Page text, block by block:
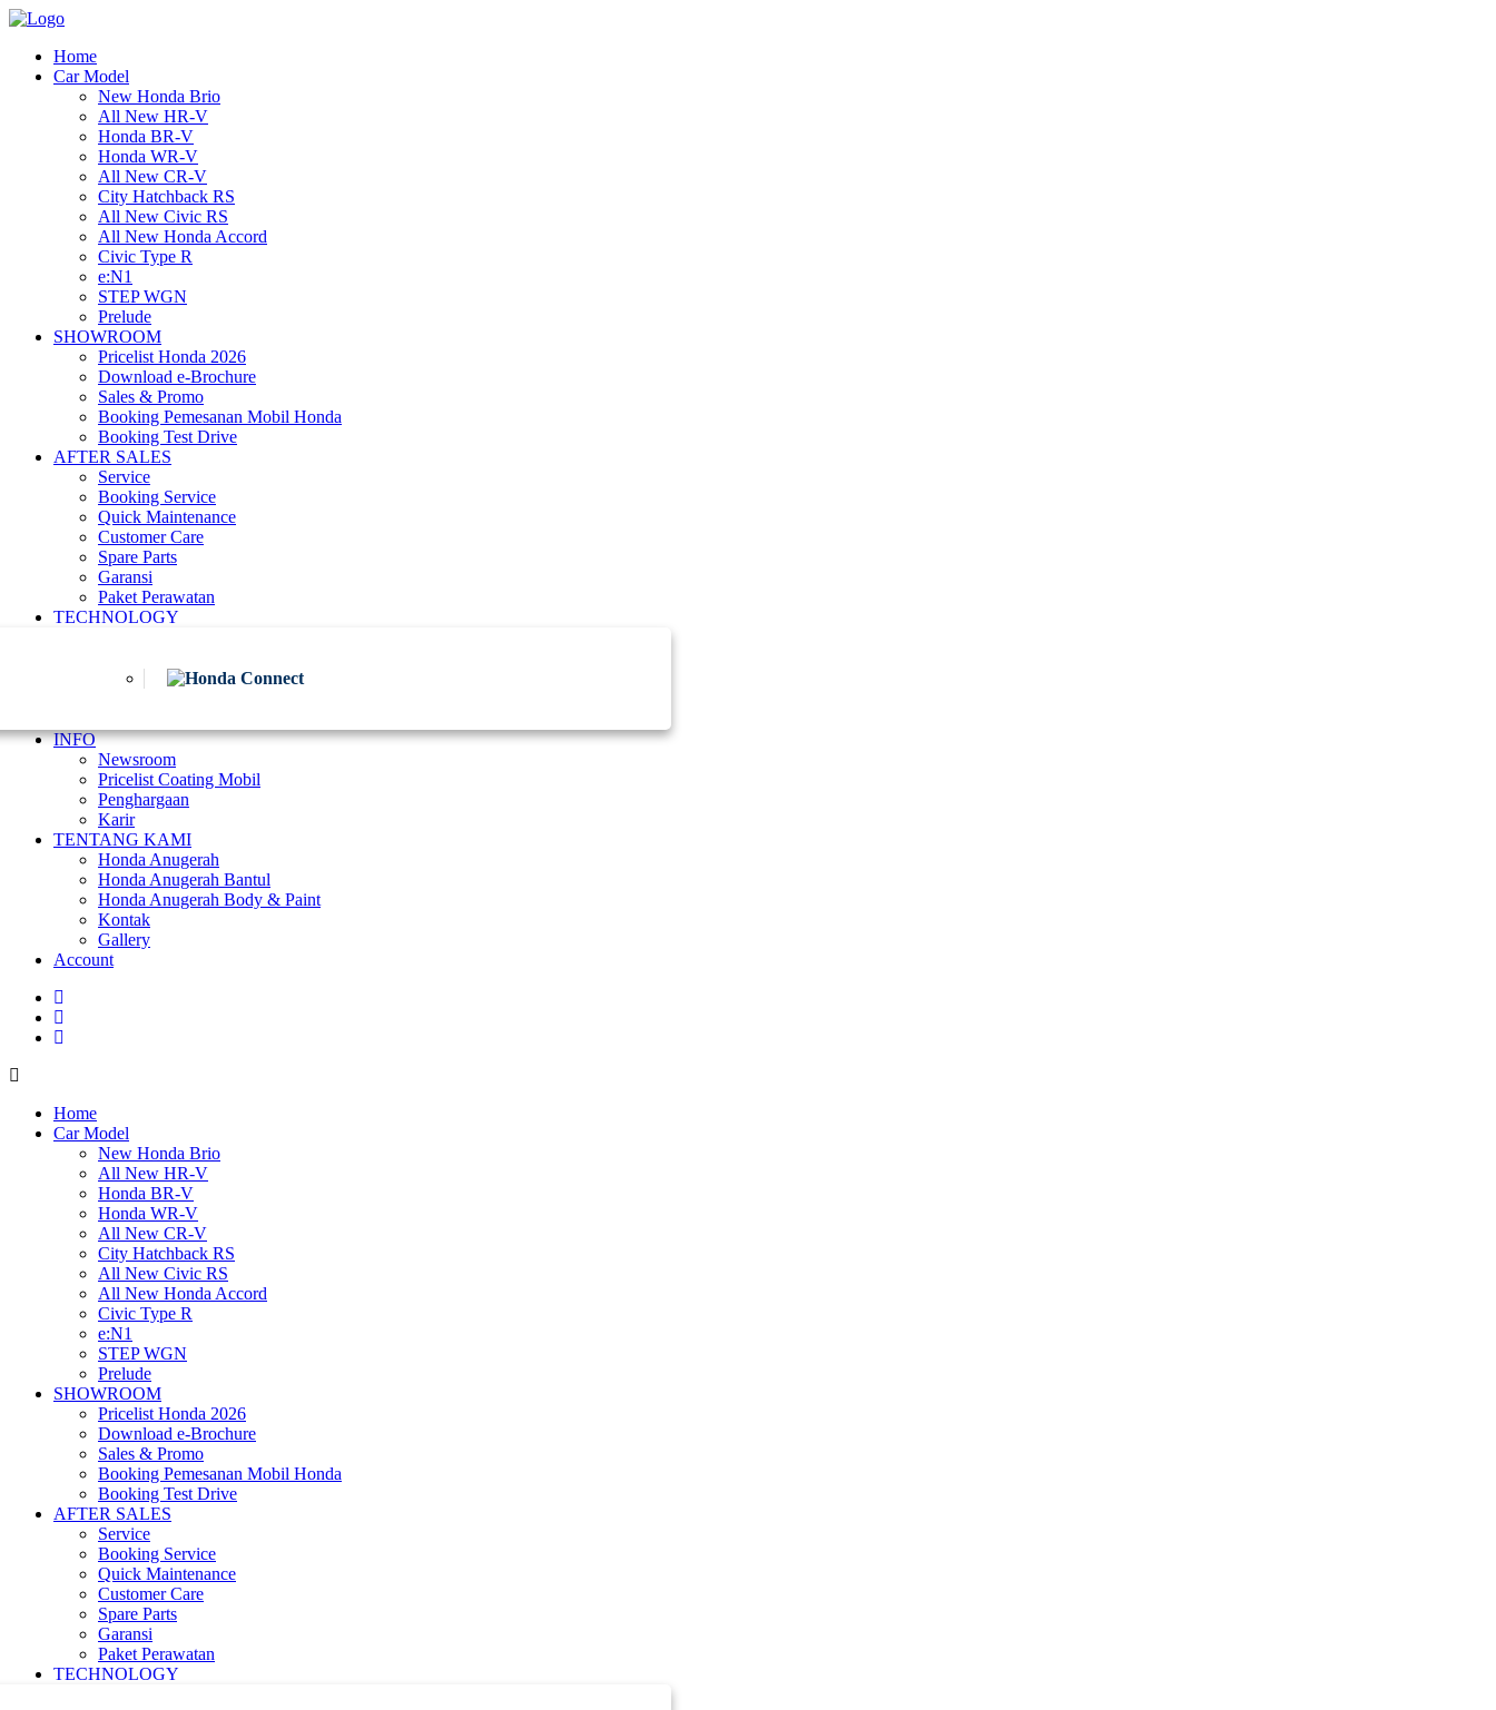
Home
Car Model
New Honda Brio
All New HR-V
Honda BR-V
Honda WR-V
All New CR-V
City Hatchback RS
All New Civic RS
All New Honda Accord
Civic Type R
e:N1
STEP WGN
Prelude
SHOWROOM
Pricelist Honda 2026
Download e-Brochure
Sales & Promo
Booking Pemesanan Mobil Honda
Booking Test Drive
AFTER SALES
Service
Booking Service
Quick Maintenance
Customer Care
Spare Parts
Garansi
Paket Perawatan
TECHNOLOGY
INFO
Newsroom
Pricelist Coating Mobil
Penghargaan
Karir
TENTANG KAMI
Honda Anugerah
Honda Anugerah Bantul
Honda Anugerah Body & Paint
Kontak
Gallery
Account
Home
Car Model
New Honda Brio
All New HR-V
Honda BR-V
Honda WR-V
All New CR-V
City Hatchback RS
All New Civic RS
All New Honda Accord
Civic Type R
e:N1
STEP WGN
Prelude
SHOWROOM
Pricelist Honda 2026
Download e-Brochure
Sales & Promo
Booking Pemesanan Mobil Honda
Booking Test Drive
AFTER SALES
Service
Booking Service
Quick Maintenance
Customer Care
Spare Parts
Garansi
Paket Perawatan
TECHNOLOGY